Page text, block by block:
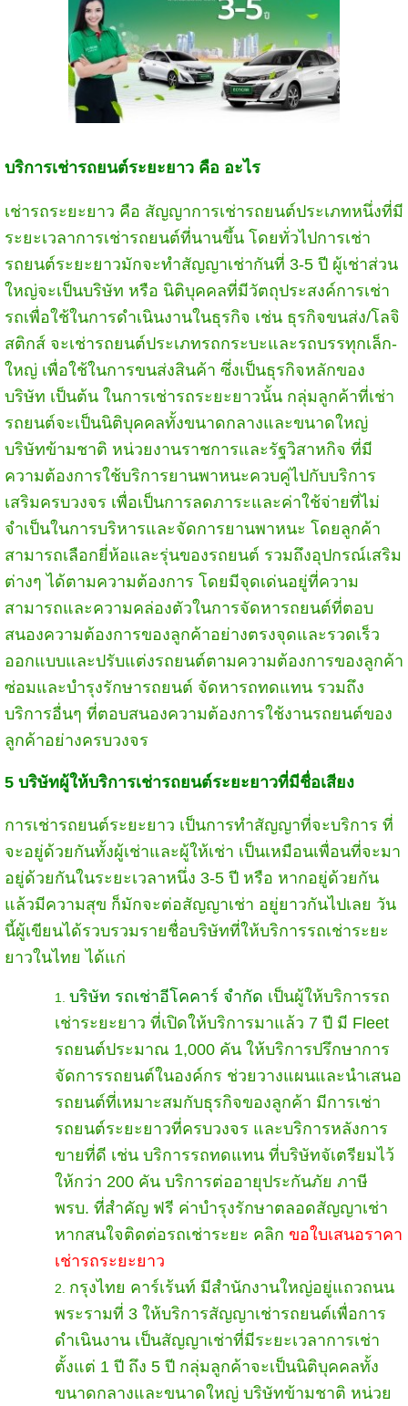
บริการเช่ารถยนต์ระยะยาว คือ อะไร
เช่ารถระยะยาว คือ สัญญาการเช่ารถยนต์ประเภทหนึ่งที่มี
ระยะเวลาการเช่ารถยนต์ที่นานขึ้น โดยทั่วไปการเช่า
รถยนต์ระยะยาวมักจะทำสัญญาเช่ากันที่ 3-5 ปี ผู้เช่าส่วน
ใหญ่จะเป็นบริษัท หรือ นิติบุคคลที่มีวัตถุประสงค์การเช่า
รถเพื่อใช้ในการดำเนินงานในธุรกิจ เช่น ธุรกิจขนส่ง/โลจิ
สติกส์ จะเช่ารถยนต์ประเภทรถกระบะและรถบรรทุกเล็ก-
ใหญ่ เพื่อใช้ในการขนส่งสินค้า ซึ่งเป็นธุรกิจหลักของ
บริษัท เป็นต้น ในการเช่ารถระยะยาวนั้น กลุ่มลูกค้าที่เช่า
รถยนต์จะเป็นนิติบุคคลทั้งขนาดกลางและขนาดใหญ่
บริษัทข้ามชาติ หน่วยงานราชการและรัฐวิสาหกิจ ที่มี
ความต้องการใช้บริการยานพาหนะควบคู่ไปกับบริการ
เสริมครบวงจร เพื่อเป็นการลดภาระและค่าใช้จ่ายที่ไม่
จำเป็นในการบริหารและจัดการยานพาหนะ โดยลูกค้า
สามารถเลือกยี่ห้อและรุ่นของรถยนต์ รวมถึงอุปกรณ์เสริม
ต่างๆ ได้ตามความต้องการ โดยมีจุดเด่นอยู่ที่ความ
สามารถและความคล่องตัวในการจัดหารถยนต์ที่ตอบ
สนองความต้องการของลูกค้าอย่างตรงจุดและรวดเร็ว
ออกแบบและปรับแต่งรถยนต์ตามความต้องการของลูกค้า
ซ่อมและบำรุงรักษารถยนต์ จัดหารถทดแทน รวมถึง
บริการอื่นๆ ที่ตอบสนองความต้องการใช้งานรถยนต์ของ
ลูกค้าอย่างครบวงจร
5 บริษัทผู้ให้บริการเช่ารถยนต์ระยะยาวที่มีชื่อเสียง
การเช่ารถยนต์ระยะยาว เป็นการทำสัญญาที่จะบริการ ที่
จะอยู่ด้วยกันทั้งผู้เช่าและผู้ให้เช่า เป็นเหมือนเพื่อนที่จะมา
อยู่ด้วยกันในระยะเวลาหนึ่ง 3-5 ปี หรือ หากอยู่ด้วยกัน
แล้วมีความสุข ก็มักจะต่อสัญญาเช่า อยู่ยาวกันไปเลย วัน
นี้ผู้เขียนได้รวบรวมรายชื่อบริษัทที่ให้บริการรถเช่าระยะ
ยาวในไทย ได้แก่
บริษัท รถเช่าอีโคคาร์ จำกัด เป็นผู้ให้บริการรถ
เช่าระยะยาว ที่เปิดให้บริการมาแล้ว 7 ปี มี Fleet
รถยนต์ประมาณ 1,000 คัน ให้บริการปรึกษาการ
จัดการรถยนต์ในองค์กร ช่วยวางแผนและนำเสนอ
รถยนต์ที่เหมาะสมกับธุรกิจของลูกค้า มีการเช่า
รถยนต์ระยะยาวที่ครบวงจร และบริการหลังการ
ขายที่ดี เช่น บริการรถทดแทน ที่บริษัทจัเตรียมไว้
ให้กว่า 200 คัน บริการต่ออายุประกันภัย ภาษี
พรบ. ที่สำคัญ ฟรี ค่าบำรุงรักษาตลอดสัญญาเช่า
หากสนใจติดต่อรถเช่าระยะ คลิก ขอใบเสนอราคา
เช่ารถระยะยาว
กรุงไทย คาร์เร้นท์ มีสำนักงานใหญ่อยู่แถวถนน
พระรามที่ 3 ให้บริการสัญญาเช่ารถยนต์เพื่อการ
ดำเนินงาน เป็นสัญญาเช่าที่มีระยะเวลาการเช่า
ตั้งแต่ 1 ปี ถึง 5 ปี กลุ่มลูกค้าจะเป็นนิติบุคคลทั้ง
ขนาดกลางและขนาดใหญ่ บริษัทข้ามชาติ หน่วย